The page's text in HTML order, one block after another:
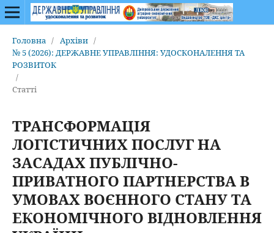
Головна / Архіви /
№ 5 (2026): ДЕРЖАВНЕ УПРАВЛІННЯ: УДОСКОНАЛЕННЯ ТА
РОЗВИТОК
/
Статті
ТРАНСФОРМАЦІЯ
ЛОГІСТИЧНИХ ПОСЛУГ НА
ЗАСАДАХ ПУБЛІЧНО-
ПРИВАТНОГО ПАРТНЕРСТВА В
УМОВАХ ВОЄННОГО СТАНУ ТА
ЕКОНОМІЧНОГО ВІДНОВЛЕННЯ